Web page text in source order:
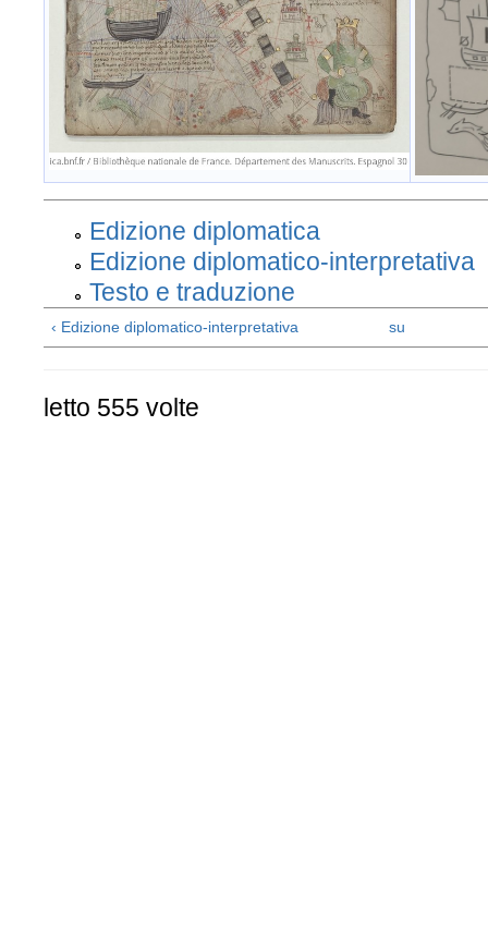
Edizione diplomatica
Edizione diplomatico-interpretativa
Testo e traduzione
‹ Edizione diplomatico-interpretativa su
letto 555 volte